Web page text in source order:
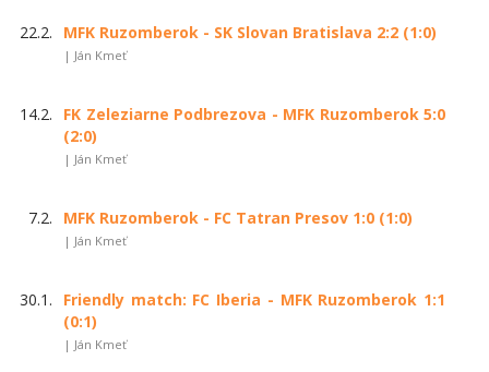
22.2. MFK Ruzomberok - SK Slovan Bratislava 2:2 (1:0)
| Ján Kmeť
14.2.
FK Zeleziarne Podbrezova - MFK Ruzomberok 5:0
(2:0)
| Ján Kmeť
7.2. MFK Ruzomberok - FC Tatran Presov 1:0 (1:0)
| Ján Kmeť
30.1.
Friendly match: FC Iberia - MFK Ruzomberok 1:1
(0:1)
| Ján Kmeť